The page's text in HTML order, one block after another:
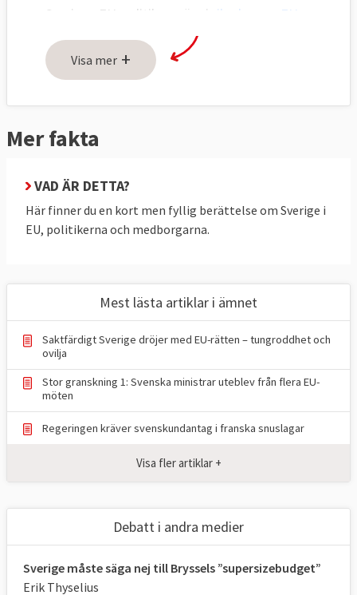
Sveriges EU-politik avgörs i riksdagens EU-
nämndoch den svenska regeringen för
Sveriges talan i EU:s råd. Även
Europaparlamentariker
I regeringsförklaringen
upprepade statsminister Ulf Kristersson (M)
tidigare statsministrars uttalanden om EU:s
– Det europeiska samarbetet och dess
värdegemenskap är viktigare än någonsin –
för Sveriges säkerhet, konkurrenskraft,
klimatarbete och globala inflytande, sade
statsminister Ulf Kristersson (M) i
Sveriges viktigaste utrikes- och
om jobben, eftersom EU är vår viktigaste
marknad”.
Visa mer +
Mer fakta
VAD ÄR DETTA?
Här finner du en kort men fyllig berättelse om Sverige i
EU, politikerna och medborgarna.
Mest lästa artiklar i ämnet
Saktfärdigt Sverige dröjer med EU-rätten – tungroddhet och
ovilja
Stor granskning 1: Svenska ministrar uteblev från flera EU-
möten
Regeringen kräver svenskundantag i franska snuslagar
Visa fler artiklar +
Debatt i andra medier
Sverige måste säga nej till Bryssels ”supersizebudget”
Erik Thyselius